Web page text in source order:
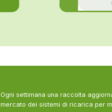
Ogni settimana una raccolta
mercato dei sistemi di ricarica per